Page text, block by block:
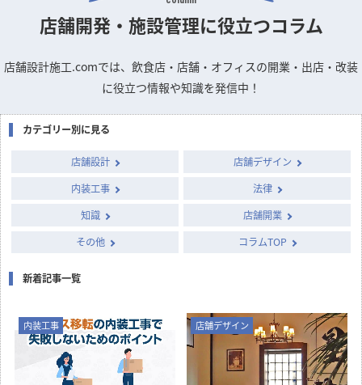
店舗開発・施設管理に役立つコラム
店舗設計施工.comでは、飲食店・店舗・オフィスの開業・出店・改装
に役立つ情報や知識を発信中！
カテゴリー別に見る
店舗設計
店舗デザイン
内装工事
法律
知識
店舗開業
その他
コラムTOP
新着記事一覧
内装工事 店舗デザイン